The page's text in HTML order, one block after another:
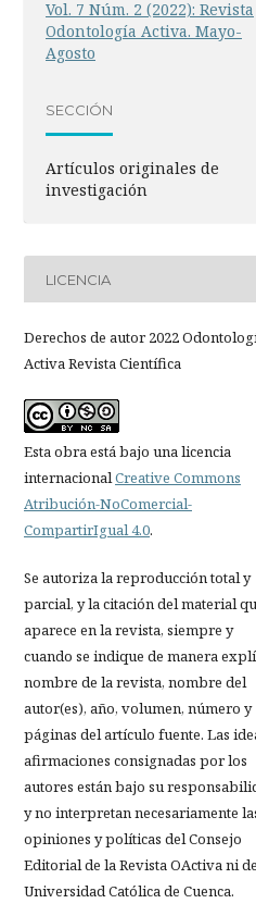
Vol. 7 Núm. 2 (2022): Revista
Odontología Activa. Mayo-
Agosto
SECCIÓN
Artículos originales de
investigación
LICENCIA
Derechos de autor 2022
Activa Revista Científica
Esta obra está bajo una licencia
internacional Creative Commons
Atribución-NoComercial-
CompartirIgual 4.0.
Se autoriza la reproducción total y
parcial, y la citación del material
aparece en la revista, siempre y
cuando se indique de manera
nombre de la revista, nombre del
autor(es), año, volumen, número y
páginas del artículo fuente. Las
afirmaciones consignadas por los
autores están bajo su
y no interpretan necesariamente
opiniones y políticas del Consejo
Editorial de la Revista OActiva ni
Universidad Católica de Cuenca.